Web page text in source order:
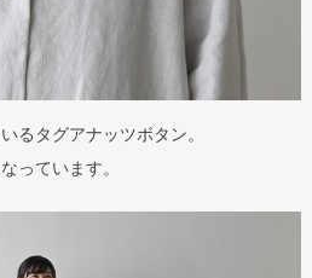
るタグアナッツボタン。
っています。